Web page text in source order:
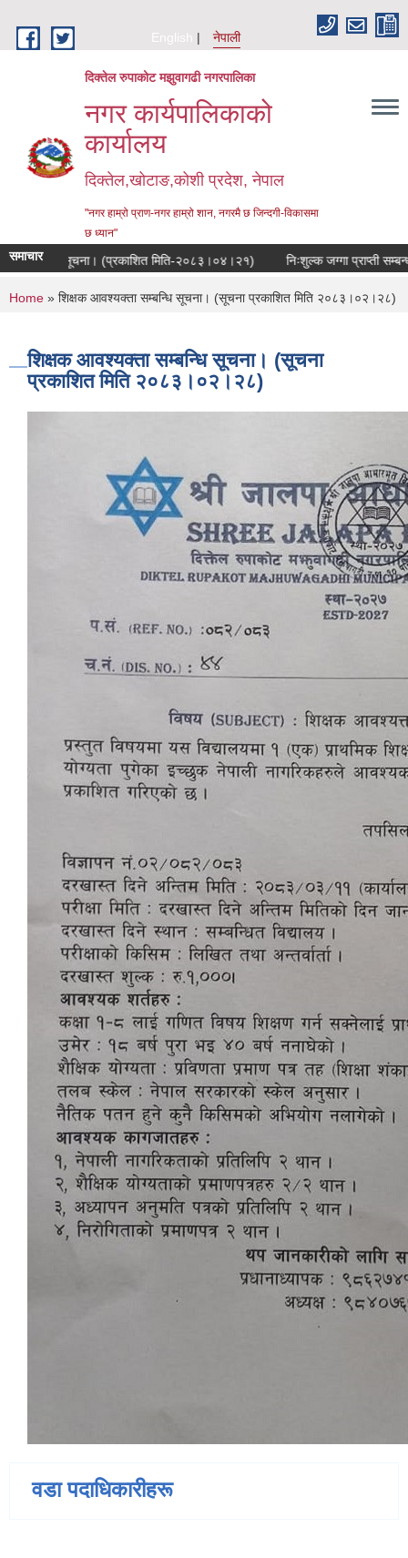
English
नेपाली
दिक्तेल रुपाकोट मझुवागढी नगरपालिका
नगर कार्यपालिकाको
कार्यालय
दिक्तेल,खोटाङ,कोशी प्रदेश, नेपाल
"नगर हाम्रो प्राण-नगर हाम्रो शान, नगरमै छ जिन्दगी-विकासमा
छ ध्यान"
समाचारसूचना। (प्रकाशित मिति-२०८३।०४।२१) निःशुल्क जग्गा प्राप्ती
You are here
Home » शिक्षक आवश्यक्ता सम्बन्धि सूचना। (सूचना प्रकाशित मिति २०८३।०२।२८)
शिक्षक आवश्यक्ता सम्बन्धि सूचना। (सूचना
प्रकाशित मिति २०८३।०२।२८)
वडा पदाधिकारीहरू